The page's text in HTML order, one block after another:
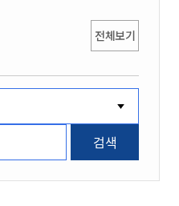
전체보기
검색